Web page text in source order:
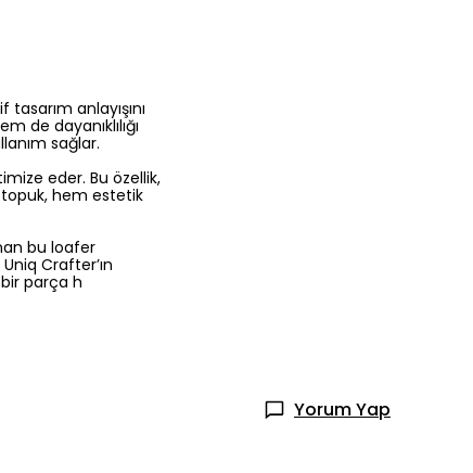
anlayışını
de dayanıklılığı
sağlar.
eder. Bu özellik,
topuk, hem estetik
bu loafer
Crafter’ın
parça h
Yorum Yap